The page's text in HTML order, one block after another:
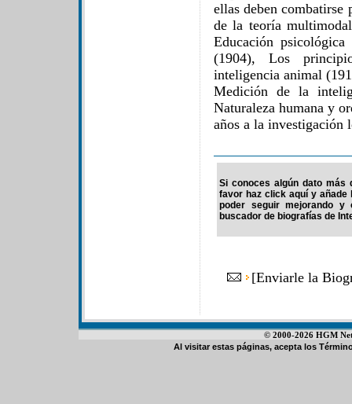
ellas deben combatirse
de la teoría
Educación
(1904), Los
inteligencia animal
Medición de la
Naturaleza humana y
años a la investigación
Si conoces algún dato más
favor haz click aquí y
poder seguir mejorando y
buscador de biografías de
[Enviarle la
© 2000-2026 HGM
Al visitar estas páginas, acepta los